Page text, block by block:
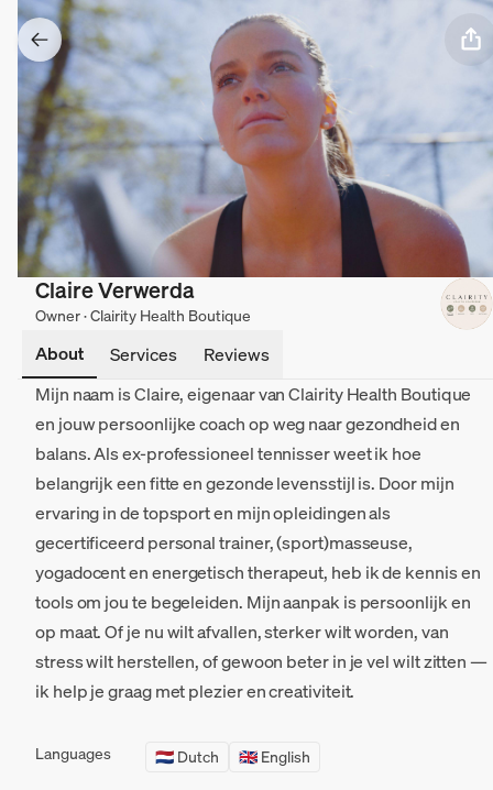
Claire Verwerda
Owner · Clairity Health Boutique
About Services
Reviews
Mijn naam is Claire, eigenaar van Clairity Health Boutique
en jouw persoonlijke coach op weg naar gezondheid en
balans. Als ex-professioneel tennisser weet ik hoe
belangrijk een fitte en gezonde levensstijl is. Door mijn
ervaring in de topsport en mijn opleidingen als
gecertificeerd personal trainer, (sport)masseuse,
yogadocent en energetisch therapeut, heb ik de kennis en
tools om jou te begeleiden. Mijn aanpak is persoonlijk en
op maat. Of je nu wilt afvallen, sterker wilt worden, van
stress wilt herstellen, of gewoon beter in je vel wilt zitten —
ik help je graag met plezier en creativiteit.
Languages 🇳🇱 Dutch 🇬🇧 English